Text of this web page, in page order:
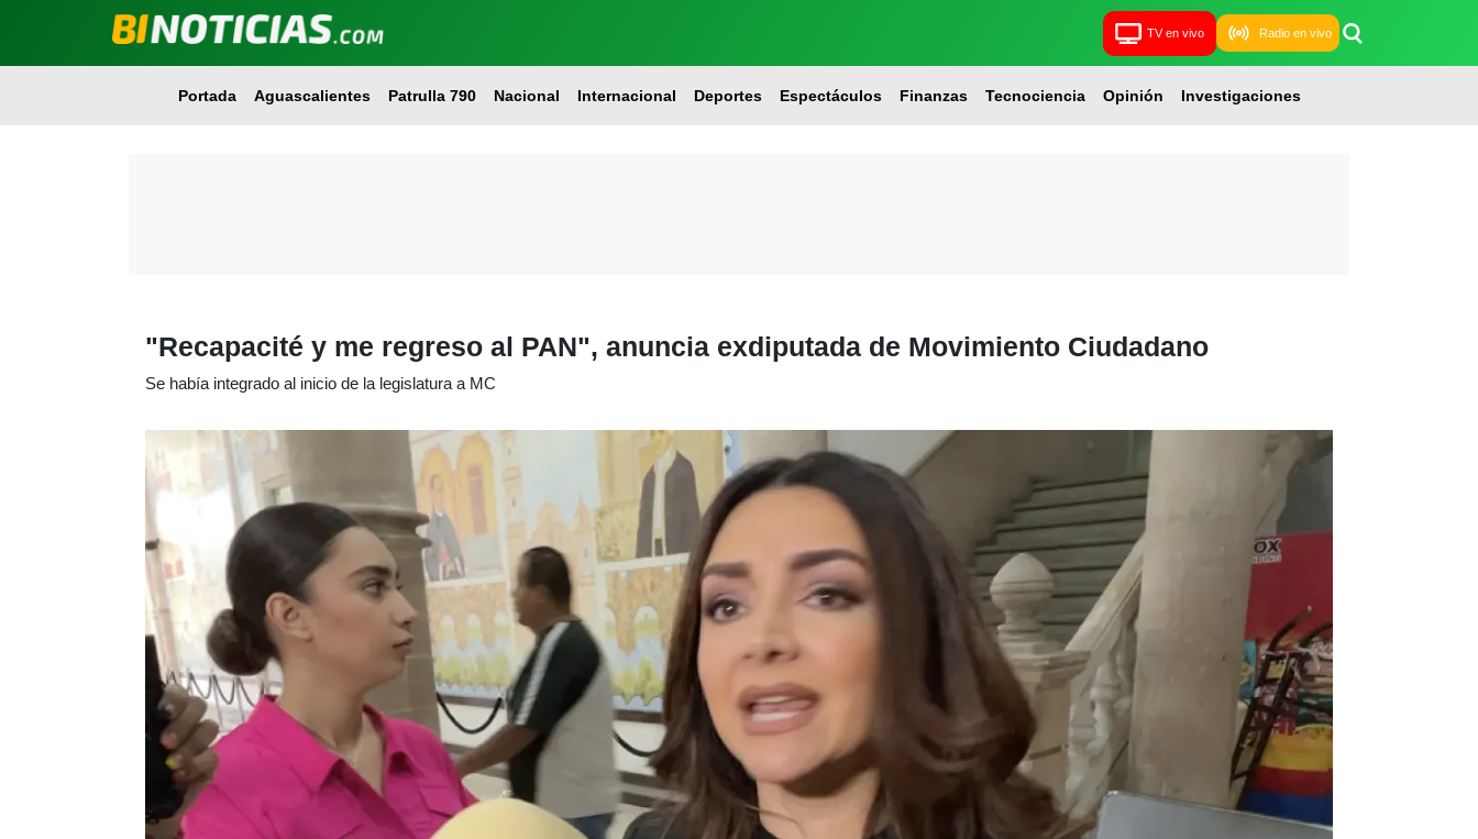
TV en vivo Radio en vivo
Portada Aguascalientes Patrulla 790 Nacional Internacional Deportes Espectáculos Finanzas Tecnociencia Opinión Investigaciones
"Recapacité y me regreso al PAN", anuncia exdiputada de Movimiento Ciudadano
Se había integrado al inicio de la legislatura a MC